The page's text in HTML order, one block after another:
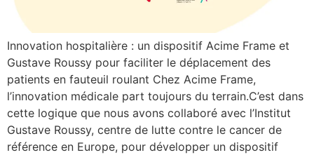
Innovation hospitalière : un dispositif Acime Frame et
Gustave Roussy pour faciliter le déplacement des
patients en fauteuil roulant Chez Acime Frame,
l’innovation médicale part toujours du terrain.C’est dans
cette logique que nous avons collaboré avec l’Institut
Gustave Roussy, centre de lutte contre le cancer de
référence en Europe, pour développer un dispositif